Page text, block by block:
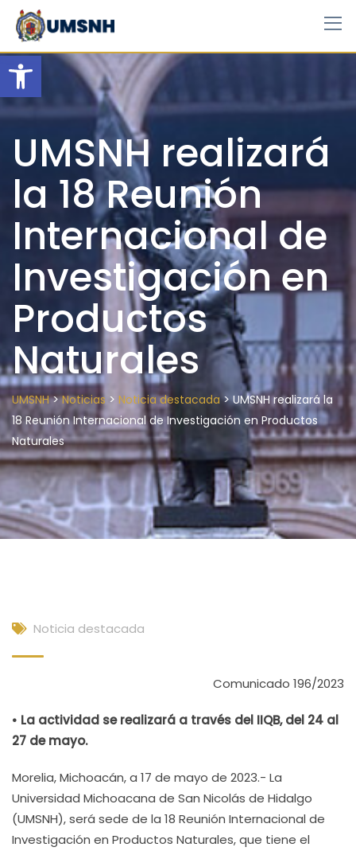
Open toolbar
Skip
content
UMSNH realizará
la 18 Reunión
Internacional de
Investigación en
Productos
Naturales
UMSNH>Noticias > Noticia destacada>UMSNH realizará la
18 Reunión Internacional de Investigación en Productos
Naturales
Noticia destacada
Comunicado 196/2023
• La actividad se realizará a través del IIQB, del 24 al
27 de mayo.
Morelia, Michoacán, a 17 de mayo de 2023.- La
Universidad Michoacana de San Nicolás de Hidalgo
(UMSNH), será sede de la 18 Reunión Internacional de
Investigación en Productos Naturales, que tiene el